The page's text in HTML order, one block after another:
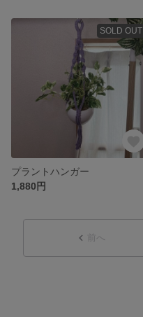
SOLD OUT
プラントハンガー
1,880円
前へ